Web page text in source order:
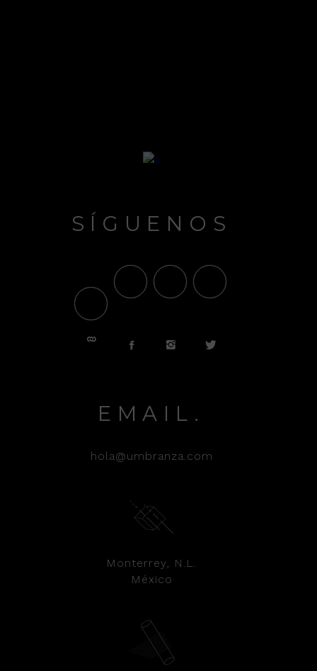
SÍGUENOS
EMAIL.
hola@umbranza.com
Monterrey, N.L.
México